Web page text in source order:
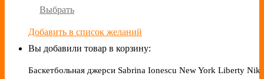
Выбрать
Добавить в список желаний
Вы добавили товар в корзину:
Баскетбольная джерси Sabrina Ionescu New York Liberty